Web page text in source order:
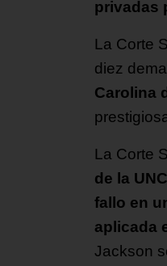
privadas
La Corte
diez
Carolina
La Corte
de la
fallo en
aplicada
Jackson